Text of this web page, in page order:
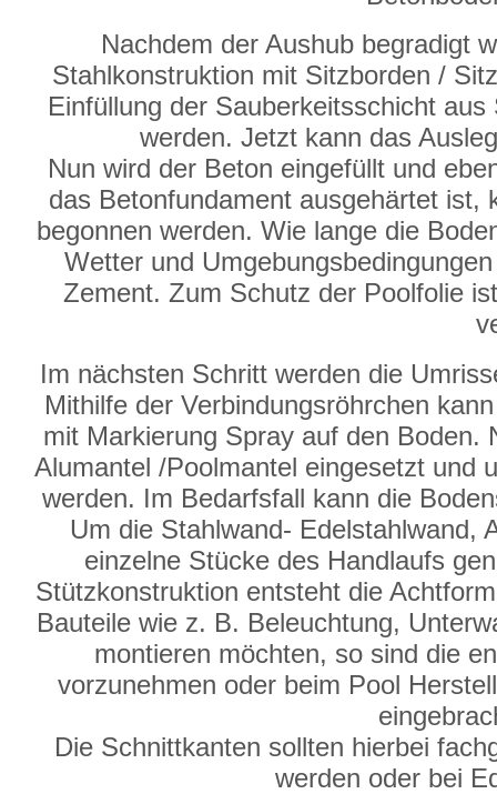
Nachdem der Aushub begradigt
Stahlkonstruktion mit Sitzborden /
Einfüllung der Sauberkeitsschicht
werden. Jetzt kann das
Nun wird der Beton eingefüllt und
das Betonfundament ausgehärtet ist,
begonnen werden. Wie lange die
Wetter und
Zement. Zum Schutz der Poolfolie
Im nächsten Schritt werden die
Mithilfe der Verbindungsröhrchen
mit Markierung Spray auf den Boden.
Alumantel /Poolmantel eingesetzt und
werden. Im Bedarfsfall kann die
Um die Stahlwand- Edelstahlwand,
einzelne Stücke des Handlaufs
Stützkonstruktion entsteht die
Bauteile wie z. B. Beleuchtung,
montieren möchten, so sind die
vorzunehmen oder beim Pool
Die Schnittkanten sollten hierbei
werden oder bei